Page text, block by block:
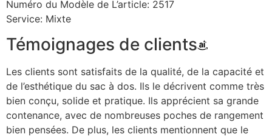
Numéro du Modèle de L’article: 2517
Service: Mixte
Témoignages de clients
Les clients sont satisfaits de la qualité, de la capacité et
de l’esthétique du sac à dos. Ils le décrivent comme très
bien conçu, solide et pratique. Ils apprécient sa grande
contenance, avec de nombreuses poches de rangement
bien pensées. De plus, les clients mentionnent que le